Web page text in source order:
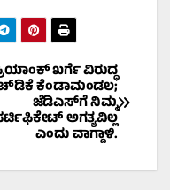
ಖರ್ಗೆ ವಿರುದ್ಧ
ಕೆಂಡಾಮಂಡಲ;
ಜೆಡಿಎಸ್‌ಗೆ ನಿಮ್ಮ
ಅಗತ್ಯವಿಲ್ಲ
ಎಂದು ವಾಗ್ದಾಳಿ.